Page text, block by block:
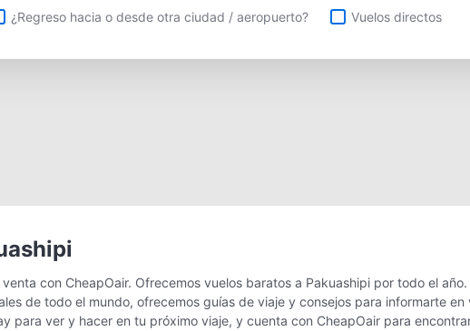
o vuelos directos
¿Regreso hacia o desde otra ciudad / aeropuerto? Vuelos directos
con CheapOair. Ofrecemos vuelos baratos a Pakuashipi por todo el
de todo el mundo, ofrecemos guías de viaje y consejos para informarte
para ver y hacer en tu próximo viaje, y cuenta con CheapOair para